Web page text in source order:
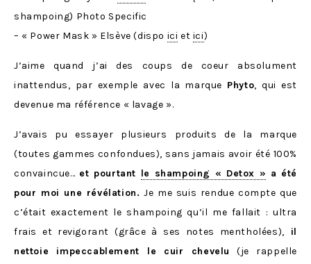
shampoing) Photo Specific
– « Power Mask » Elsève (dispo ici et ici)
J’aime quand j’ai des coups de coeur absolument
inattendus, par exemple avec la marque Phyto, qui est
devenue ma référence « lavage ».
J’avais pu essayer plusieurs produits de la marque
(toutes gammes confondues), sans jamais avoir été 100%
convaincue… et pourtant le shampoing « Detox » a été
pour moi une révélation. Je me suis rendue compte que
c’était exactement le shampoing qu’il me fallait : ultra
frais et revigorant (grâce à ses notes mentholées), il
nettoie impeccablement le cuir chevelu
(je rappelle